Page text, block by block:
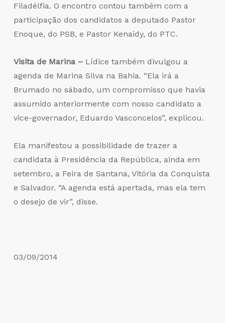
Filadélfia. O encontro contou também com a
participação dos candidatos a deputado Pastor
Enoque, do PSB, e Pastor Kenaidy, do PTC.
Visita de Marina –Lídice também divulgou a
agenda de Marina Silva na Bahia. “Ela irá a
Brumado no sábado, um compromisso que havia
assumido anteriormente com nosso candidato a
vice-governador, Eduardo Vasconcelos”, explicou.
Ela manifestou a possibilidade de trazer a
candidata à Presidência da República, ainda em
setembro, a Feira de Santana, Vitória da Conquista
e Salvador. “A agenda está apertada, mas ela tem
o desejo de vir”, disse.
03/09/2014